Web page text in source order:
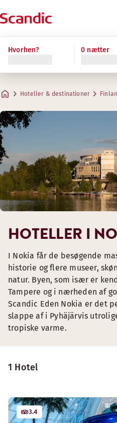
Hvorhen? 0 nætter
Hoteller & destinationer
1 Hotel
3.4
HOTELLER I
I Nokia får de besøgende
historie og flere museer,
natur. Byen, som især er
Tampere og i nærheden af
Scandic Eden Nokia er det
slappe af i Pyhäjärvis
tropiske varme.